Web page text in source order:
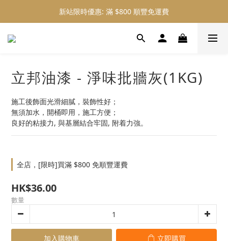
新站限時優惠: 會員購物 4% 回贈
新站限時優惠: 滿 $800 順豐免運費
新站限時優惠: 會員購物 4% 回贈
立邦油漆 - 淨味批牆灰(1KG)
施工後飾面光滑細膩，裝飾性好；
無須加水，開桶即用，施工方便；
良好的粘接力, 與基層結合牢固, 附着力強。
全店，[限時]買滿 $800 免順豐運費
HK$36.00
數量
加入購物車 立即購買